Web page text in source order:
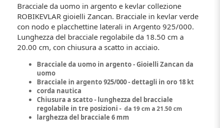
Bracciale da uomo in argento e kevlar collezione
ROBIKEVLAR gioielli Zancan. Bracciale in kevlar verde
con nodo e placchettine laterali in Argento 925/000.
Lunghezza del bracciale regolabile da 18.50 cm a
20.00 cm, con chiusura a scatto in acciaio.
Bracciale da uomo in argento - Gioielli Zancan da
uomo
Bracciale in argento 925/000 - dettagli in oro 18 kt
corda nautica
Chiusura a scatto - lunghezza del bracciale
regolabile in tre posizioni - da 19 cm a 21.50 cm
larghezza del bracciale 6 mm